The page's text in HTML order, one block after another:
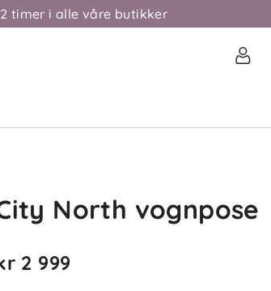
timer i alle våre butikker
North vognpose
2 999